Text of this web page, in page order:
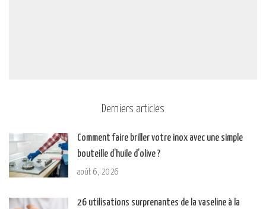
Derniers articles
Comment faire briller votre inox avec une simple
bouteille d’huile d’olive ?
août 6, 2026
26 utilisations surprenantes de la vaseline à la